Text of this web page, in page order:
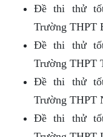
Đề thi thử tốt
Trường THPT
Đề thi thử tốt
Trường THPT
Đề thi thử tốt
Trường THPT
Đề thi thử tốt